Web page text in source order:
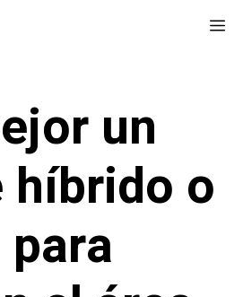
un
híbrido o